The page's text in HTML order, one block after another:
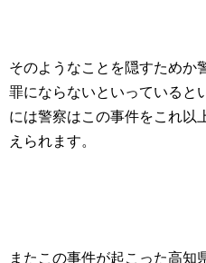
そのようなことを隠すためか
罪にならないといっていると
には警察はこの事件をこれ以
えられます。
またこの事件が起こった高知